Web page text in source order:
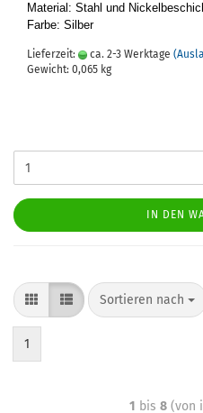
Ma­te­ri­al: Stahl und
Farbe: Sil­ber
Lieferzeit: ca. 2-3 Werktage
Gewicht: 0,065 kg
IN DEN
Sortieren nach
1
1 bis 8(von